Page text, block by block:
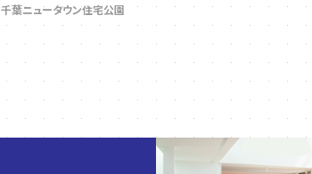
千葉ニュータウン住宅公園